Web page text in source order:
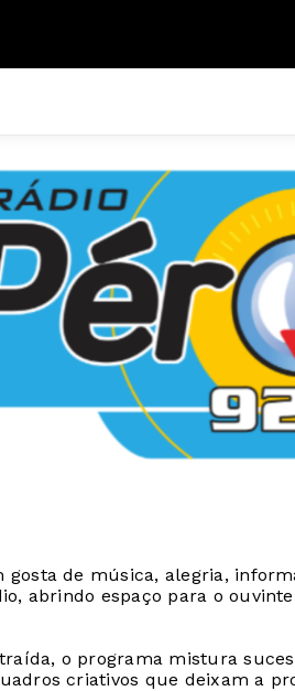
de música, alegria,
abrindo espaço para o
o programa mistura
criativos que deixam a